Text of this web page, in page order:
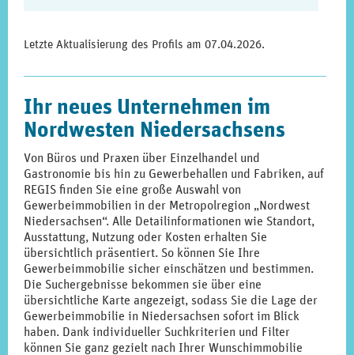
Letzte Aktualisierung des Profils am 07.04.2026.
Ihr neues Unternehmen im
Nordwesten Niedersachsens
Von Büros und Praxen über Einzelhandel und
Gastronomie bis hin zu Gewerbehallen und Fabriken, auf
REGIS finden Sie eine große Auswahl von
Gewerbeimmobilien in der Metropolregion „Nordwest
Niedersachsen“. Alle Detailinformationen wie Standort,
Ausstattung, Nutzung oder Kosten erhalten Sie
übersichtlich präsentiert. So können Sie Ihre
Gewerbeimmobilie sicher einschätzen und bestimmen.
Die Suchergebnisse bekommen sie über eine
übersichtliche Karte angezeigt, sodass Sie die Lage der
Gewerbeimmobilie in Niedersachsen sofort im Blick
haben. Dank individueller Suchkriterien und Filter
können Sie ganz gezielt nach Ihrer Wunschimmobilie